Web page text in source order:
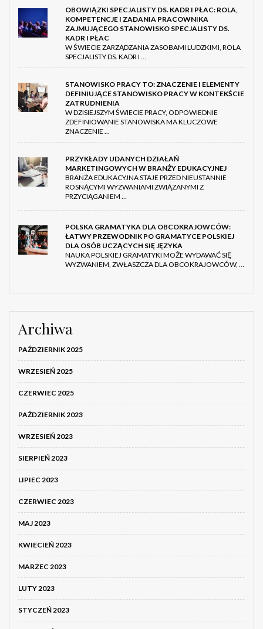
OBOWIĄZKI SPECJALISTY DS. KADR I PŁAC: ROLA,
KOMPETENCJE I ZADANIA PRACOWNIKA
ZAJMUJĄCEGO STANOWISKO SPECJALISTY DS.
KADR I PŁAC
W ŚWIECIE ZARZĄDZANIA ZASOBAMI LUDZKIMI, ROLA
SPECJALISTY DS. KADR I …
STANOWISKO PRACY TO: ZNACZENIE I ELEMENTY
DEFINIUJĄCE STANOWISKO PRACY W KONTEKŚCIE
ZATRUDNIENIA
W DZISIEJSZYM ŚWIECIE PRACY, ODPOWIEDNIE
ZDEFINIOWANIE STANOWISKA MA KLUCZOWE
ZNACZENIE …
PRZYKŁADY UDANYCH DZIAŁAŃ
MARKETINGOWYCH W BRANŻY EDUKACYJNEJ
BRANŻA EDUKACYJNA STAJE PRZED NIEUSTANNIE
ROSNĄCYMI WYZWANIAMI ZWIĄZANYMI Z
PRZYCIĄGANIEM …
POLSKA GRAMATYKA DLA OBCOKRAJOWCÓW:
ŁATWY PRZEWODNIK PO GRAMATYCE POLSKIEJ
DLA OSÓB UCZĄCYCH SIĘ JĘZYKA
NAUKA POLSKIEJ GRAMATYKI MOŻE WYDAWAĆ SIĘ
WYZWANIEM, ZWŁASZCZA DLA OBCOKRAJOWCÓW, …
Archiwa
PAŹDZIERNIK 2025
WRZESIEŃ 2025
CZERWIEC 2025
PAŹDZIERNIK 2023
WRZESIEŃ 2023
SIERPIEŃ 2023
LIPIEC 2023
CZERWIEC 2023
MAJ 2023
KWIECIEŃ 2023
MARZEC 2023
LUTY 2023
STYCZEŃ 2023